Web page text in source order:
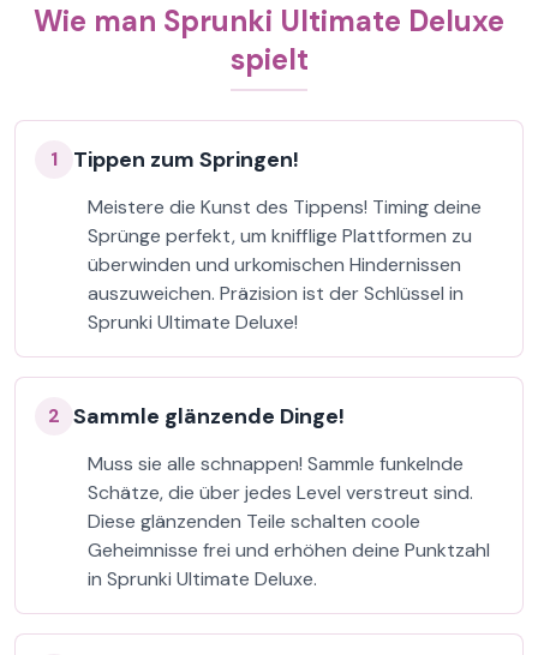
Wie man Sprunki Ultimate Deluxe
spielt
1 Tippen zum Springen!
Meistere die Kunst des Tippens! Timing deine
Sprünge perfekt, um knifflige Plattformen zu
überwinden und urkomischen Hindernissen
auszuweichen. Präzision ist der Schlüssel in
Sprunki Ultimate Deluxe!
2 Sammle glänzende Dinge!
Muss sie alle schnappen! Sammle funkelnde
Schätze, die über jedes Level verstreut sind.
Diese glänzenden Teile schalten coole
Geheimnisse frei und erhöhen deine Punktzahl
in Sprunki Ultimate Deluxe.